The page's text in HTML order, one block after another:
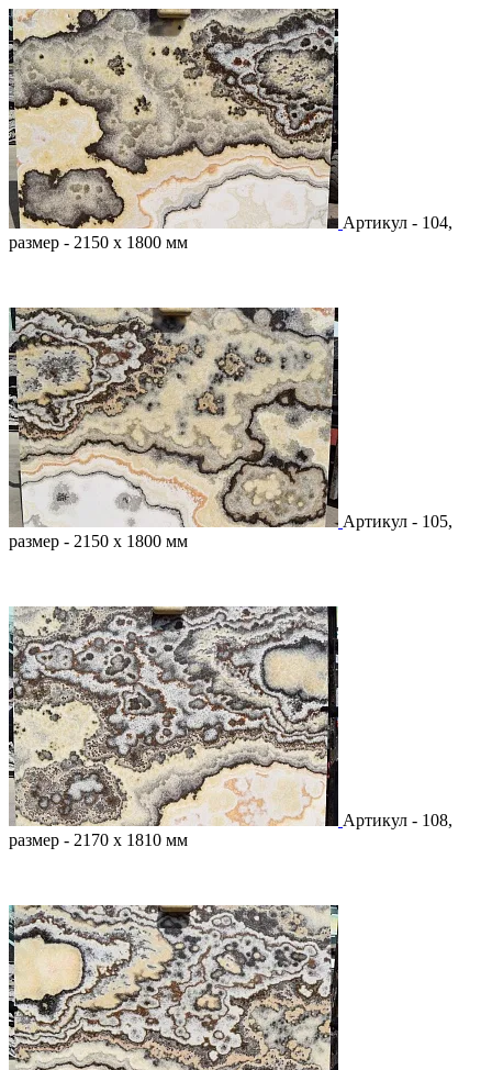
Артикул - 104,
размер - 2150 х 1800 мм
Артикул - 105,
размер - 2150 х 1800 мм
Артикул - 108,
размер - 2170 х 1810 мм